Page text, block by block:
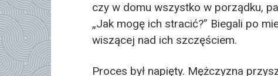
czy w domu wszystko w porządku,
„Jak mogę ich stracić?” Biegali po
wiszącej nad ich szczęściem.
Proces był napięty. Mężczyzna